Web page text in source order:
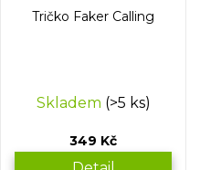
Tričko Faker Calling
Skladem (>5 ks)
349 Kč